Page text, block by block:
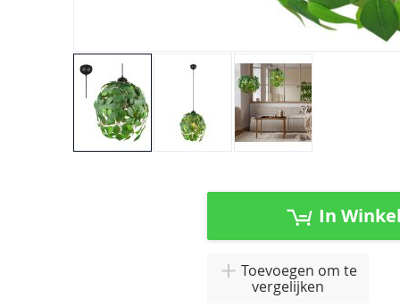
In
Toevoegen om te
vergelijken